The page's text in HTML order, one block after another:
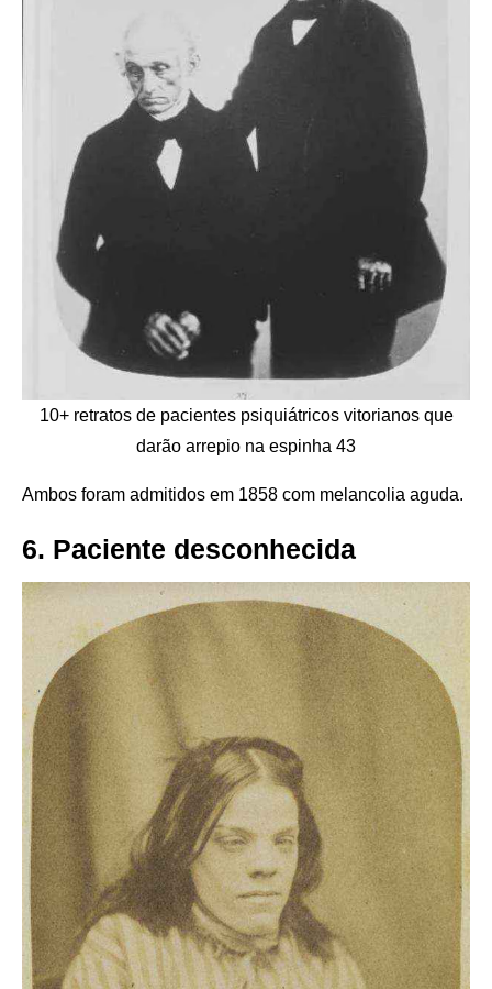
10+ retratos de pacientes psiquiátricos vitorianos que
darão arrepio na espinha 43
Ambos foram admitidos em 1858 com melancolia aguda.
6. Paciente desconhecida